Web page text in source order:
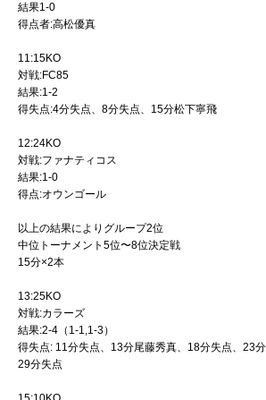
結果1-0
得点者:高松優真
11:15KO
対戦:FC85
結果:1-2
得失点:4分失点、8分失点、15分松下寧飛
12:24KO
対戦:ファナティコス
結果:1-0
得点:オウンゴール
以上の結果によりグループ2位
中位トーナメント5位〜8位決定戦
15分×2本
13:25KO
対戦:カラーズ
結果:2-4（1-1,1-3）
得失点: 11分失点、13分尾藤秀真、18分失点、23分
29分失点